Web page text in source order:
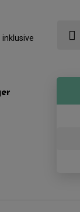
inklusive